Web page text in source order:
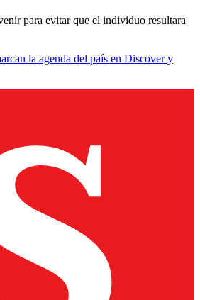
para evitar que el individuo resultara
la agenda del país en Discover y